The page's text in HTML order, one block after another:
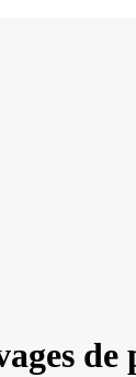
de